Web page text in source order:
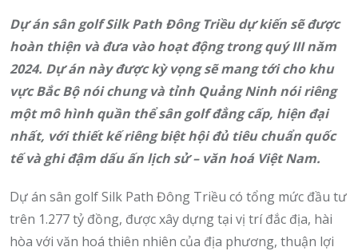
Dự án sân golf Silk Path Đông Triều dự kiến sẽ được
hoàn thiện và đưa vào hoạt động trong quý III năm
2024. Dự án này được kỳ vọng sẽ mang tới cho khu
vực Bắc Bộ nói chung và tỉnh Quảng Ninh nói riêng
một mô hình quần thể sân golf đẳng cấp, hiện đại
nhất, với thiết kế riêng biệt hội đủ tiêu chuẩn quốc
tế và ghi đậm dấu ấn lịch sử – văn hoá Việt Nam.
Dự án sân golf Silk Path Đông Triều có tổng mức đầu tư
trên 1.277 tỷ đồng, được xây dựng tại vị trí đắc địa, hài
hòa với văn hoá thiên nhiên của địa phương, thuận lợi